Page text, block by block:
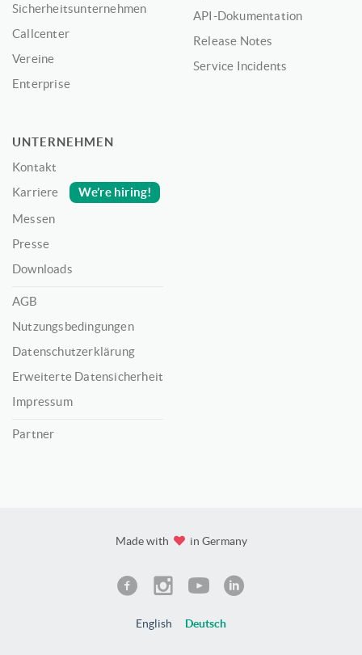
Sicherheitsunternehmen
Callcenter
Vereine
Enterprise
API-Dokumentation
Release Notes
Service Incidents
UNTERNEHMEN
Kontakt
Karriere
We’re hiring!
Messen
Presse
Downloads
AGB
Nutzungsbedingungen
Datenschutzerklärung
Erweiterte Datensicherheit
Impressum
Partner
Made with in Germany
English Deutsch